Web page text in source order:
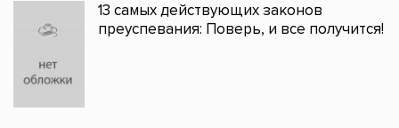
13 самых действующих законов
преуспевания: Поверь, и все получится!